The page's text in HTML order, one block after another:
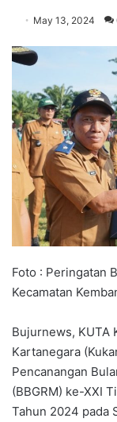
May 13, 2024
Foto : Peringatan
Kecamatan
Bujurnews, KUTA
Kartanegara
Pencanangan
(BBGRM) ke-XXI
Tahun 2024 pada